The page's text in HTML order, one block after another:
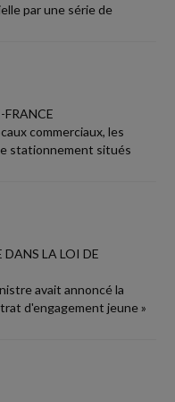
par une série de
FRANCE
commerciaux, les
stationnement situés
LA LOI DE
avait annoncé la
d'engagement jeune »